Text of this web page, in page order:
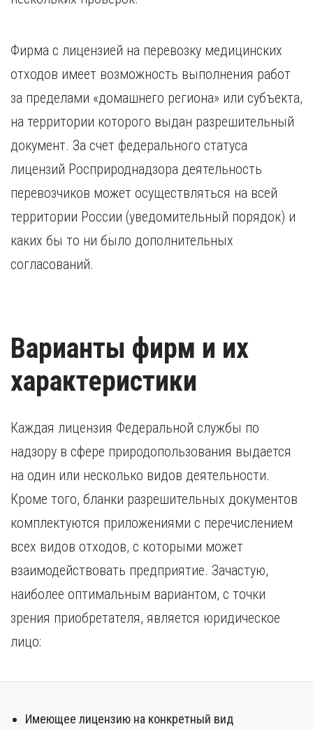
Фирма с лицензией на перевозку медицинских
отходов имеет возможность выполнения работ
за пределами «домашнего региона» или субъекта,
на территории которого выдан разрешительный
документ. За счет федерального статуса
лицензий Росприроднадзора деятельность
перевозчиков может осуществляться на всей
территории России (уведомительный порядок) и
каких бы то ни было дополнительных
согласований.
Варианты фирм и их
характеристики
Каждая лицензия Федеральной службы по
надзору в сфере природопользования выдается
на один или несколько видов деятельности.
Кроме того, бланки разрешительных документов
комплектуются приложениями с перечислением
всех видов отходов, с которыми может
взаимодействовать предприятие. Зачастую,
наиболее оптимальным вариантом, с точки
зрения приобретателя, является юридическое
лицо:
Имеющее лицензию на конкретный вид